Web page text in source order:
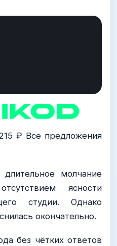
₽ Все предложения
молчание
ясности
студии. Однако
окончательно.
без чётких ответов